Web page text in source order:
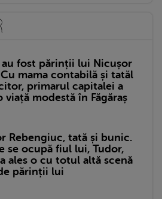
au fost părinții lui Nicușor
Cu mama contabilă și tatăl
primarul capitalei a
viață modestă în Făgăraș
Rebengiuc, tată și bunic.
se ocupă fiul lui, Tudor,
ales o cu totul altă scenă
părinții lui